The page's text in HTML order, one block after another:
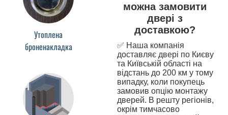
Утоплена
броненакладка
можна замовити
двері з
доставкою?
✅ Наша компанія
доставляє двері по Києву
та Київській області на
відстань до 200 км у тому
випадку, коли покупець
замовив опцію монтажу
дверей. В решту регіонів,
окрім тимчасово